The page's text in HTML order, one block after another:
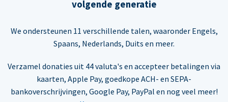
volgende generatie
We ondersteunen 11 verschillende talen, waaronder Engels,
Spaans, Nederlands, Duits en meer.
Verzamel donaties uit 44 valuta's en accepteer betalingen via
kaarten, Apple Pay, goedkope ACH- en SEPA-
bankoverschrijvingen, Google Pay, PayPal en nog veel meer!